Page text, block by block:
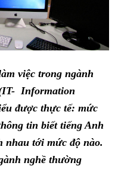
việc trong ngành
Information
được thực tế: mức
tin biết tiếng Anh
nhau tới mức độ nào.
nghề thường